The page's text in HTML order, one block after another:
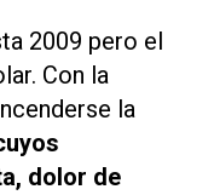
2009 pero el
Con la
la
dolor de